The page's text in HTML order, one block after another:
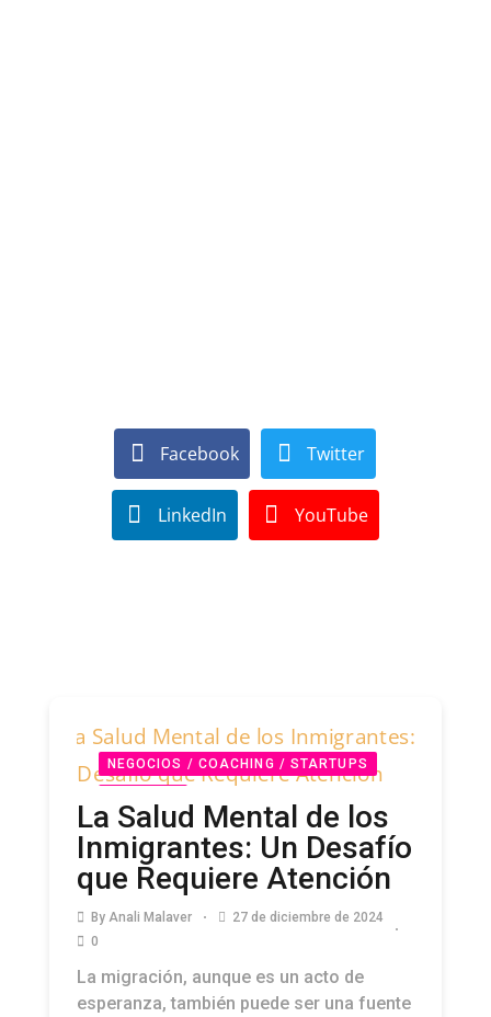
Facebook Twitter
LinkedIn YouTube
NEGOCIOS / COACHING / STARTUPS
La Salud Mental de los
Inmigrantes: Un Desafío
que Requiere Atención
By Anali Malaver
27 de diciembre de 2024
0
La migración, aunque es un acto de
esperanza, también puede ser una fuente